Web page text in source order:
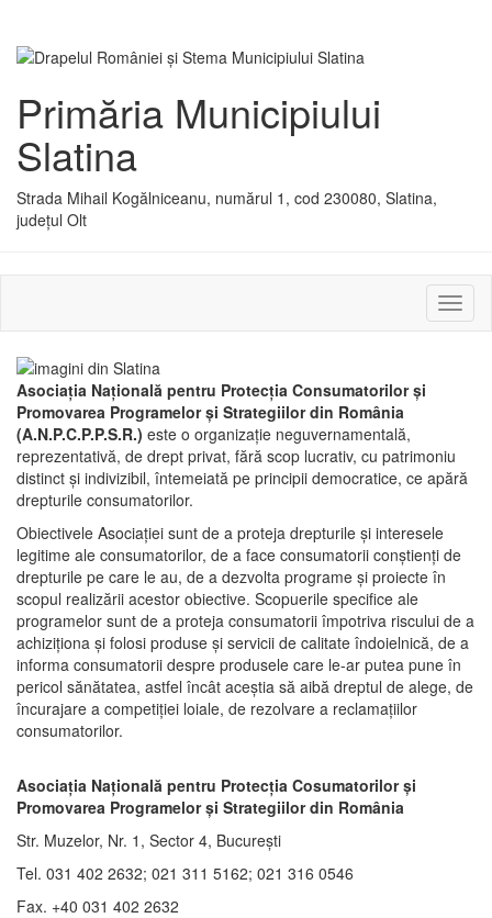
Primăria Municipiului
Slatina
Strada Mihail Kogălniceanu, numărul 1, cod 230080, Slatina,
județul Olt
sau
Asociaţia Naţională pentru Protecţia Consumatorilor şi
Promovarea Programelor şi Strategiilor din România
(A.N.P.C.P.P.S.R.) este o organizaţie neguvernamentală,
reprezentativă, de drept privat, fără scop lucrativ, cu patrimoniu
distinct şi indivizibil, întemeiată pe principii democratice, ce apără
drepturile consumatorilor.
Obiectivele Asociaţiei sunt de a proteja drepturile şi interesele
legitime ale consumatorilor, de a face consumatorii conştienţi de
drepturile pe care le au, de a dezvolta programe şi proiecte în
scopul realizării acestor obiective. Scopuerile specifice ale
programelor sunt de a proteja consumatorii împotriva riscului de a
achiziţiona şi folosi produse şi servicii de calitate îndoielnică, de a
informa consumatorii despre produsele care le-ar putea pune în
pericol sănătatea, astfel încât aceştia să aibă dreptul de alege, de
încurajare a competiţiei loiale, de rezolvare a reclamaţiilor
consumatorilor.
Asociaţia Naţională pentru Protecţia Cosumatorilor şi
Promovarea Programelor şi Strategiilor din România
Str. Muzelor, Nr. 1, Sector 4, Bucureşti
Tel. 031 402 2632; 021 311 5162; 021 316 0546
Fax. +40 031 402 2632